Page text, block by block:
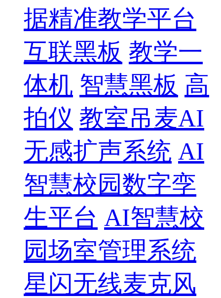
据精准教学平台
互联黑板 教学一
体机 智慧黑板 高
拍仪 教室吊麦AI
无感扩声系统 AI
智慧校园数字孪
生平台 AI智慧校
园场室管理系统
星闪无线麦克风